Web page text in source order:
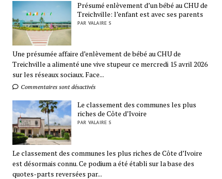
Présumé enlèvement d’un bébé au CHU de
Treichville: l’enfant est avec ses parents
PAR VALAIRE S
Une présumée affaire d’enlèvement de bébé au CHU de
Treichville a alimenté une vive stupeur ce mercredi 15 avril 2026
sur les réseaux sociaux. Face...
Commentaires sont désactivés
Le classement des communes les plus
riches de Côte d’Ivoire
PAR VALAIRE S
Le classement des communes les plus riches de Côte d’Ivoire
est désormais connu. Ce podium a été établi sur la base des
quotes-parts reversées par...